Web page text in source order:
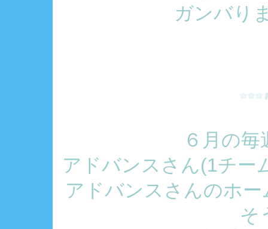
ガンバり
☆☆☆ お知らせ
６月の
アドバンスさん(1チー
アドバンスさんのホ
そ